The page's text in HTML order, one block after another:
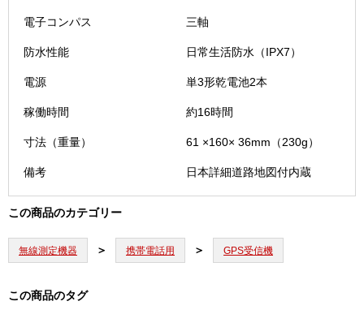
電子コンパス 三軸
防水性能 日常生活防水（IPX7）
電源 単3形乾電池2本
稼働時間 約16時間
寸法（重量） 61 ×160× 36mm（230g）
備考 日本詳細道路地図付内蔵
この商品のカテゴリー
無線測定機器 携帯電話用 GPS受信機
この商品のタグ